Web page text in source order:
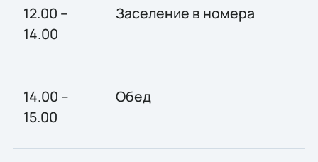
12.00 –
14.00
Заселение в номера
14.00 –
15.00
Обед